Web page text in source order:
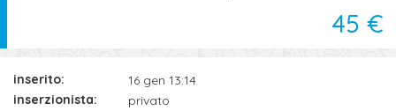
45 €
inserito:
16 gen 13:14
inserzionista:
privato